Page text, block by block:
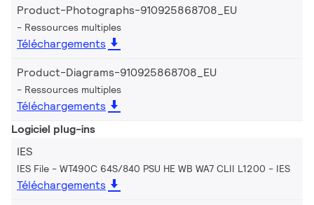
Product-Photographs-910925868708_EU
Ressources multiples
Téléchargements
Product-Diagrams-910925868708_EU
Ressources multiples
Téléchargements
Logiciel plug-ins
IES
IES File - WT490C 64S/840 PSU HE WB WA7 CLII L1200 IES
Téléchargements